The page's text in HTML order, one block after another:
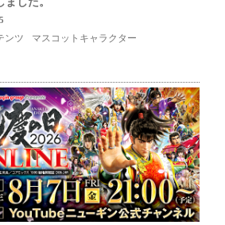
ンツ マスコットキャラクター